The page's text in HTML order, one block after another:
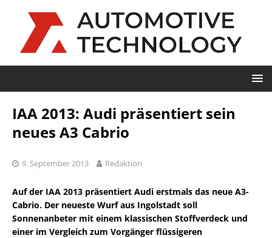
IAA 2013: Audi präsentiert sein
neues A3 Cabrio
9. September 2013 Redaktion
Auf der IAA 2013 präsentiert Audi erstmals das neue A3-
Cabrio. Der neueste Wurf aus Ingolstadt soll
Sonnenanbeter mit einem klassischen Stoffverdeck und
einer im Vergleich zum Vorgänger flüssigeren